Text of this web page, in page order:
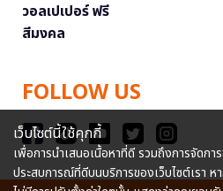
วอลเปเปอร์ ฟรี
สีมงคล
FOLLOW US
เว็บไซต์นี้ใช้คุกกี้
เพื่อการนำเสนอเนื้อหาที่ดี รวมถึงการจัดก
ประสบการณ์ที่ดีบนบริการของเว็บไซต์เรา ห